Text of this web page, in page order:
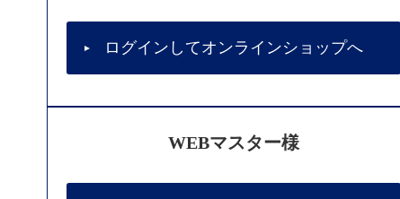
ログインしてオンラインショップへ
WEBマスター様